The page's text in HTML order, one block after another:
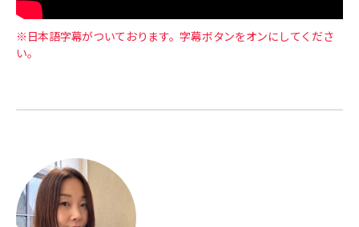
※日本語字幕がついております。字幕ボタンをオンにしてくださ
い。